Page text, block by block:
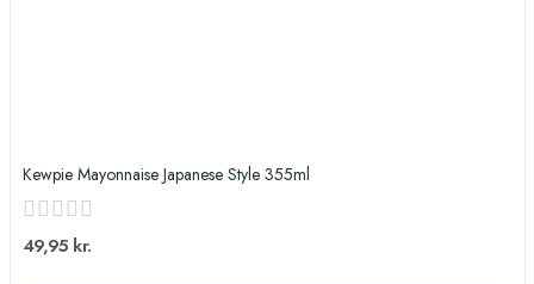
Kewpie Mayonnaise Japanese Style 355ml
49,95 kr.